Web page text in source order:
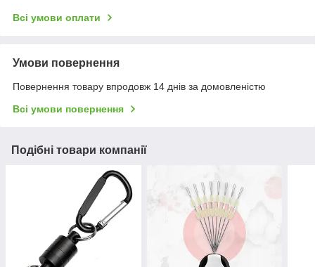
Всі умови оплати
Умови повернення
Повернення товару впродовж 14 днів за домовленістю
Всі умови повернення
Подібні товари компанії